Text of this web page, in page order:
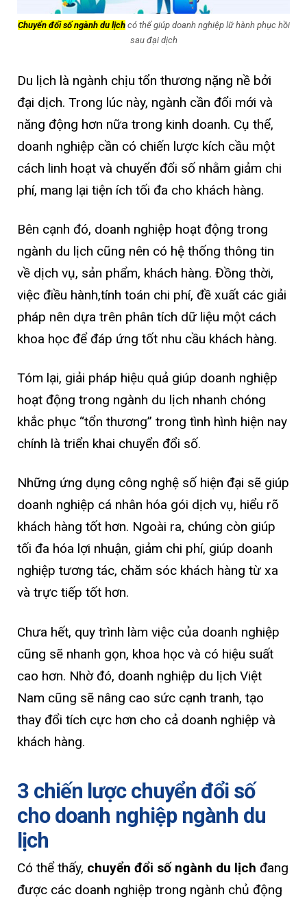
Chuyển đổi số ngành du lịchcó thể giúp doanh nghiệp lữ hành phục hồi
sau đại dịch
Du lịch là ngành chịu tổn thương nặng nề bởi
đại dịch. Trong lúc này, ngành cần đổi mới và
năng động hơn nữa trong kinh doanh. Cụ thể,
doanh nghiệp cần có chiến lược kích cầu một
cách linh hoạt và chuyển đổi số nhằm giảm chi
phí, mang lại tiện ích tối đa cho khách hàng.
Bên cạnh đó, doanh nghiệp hoạt động trong
ngành du lịch cũng nên có hệ thống thông tin
về dịch vụ, sản phẩm, khách hàng. Đồng thời,
việc điều hành,tính toán chi phí, đề xuất các giải
pháp nên dựa trên phân tích dữ liệu một cách
khoa học để đáp ứng tốt nhu cầu khách hàng.
Tóm lại, giải pháp hiệu quả giúp doanh nghiệp
hoạt động trong ngành du lịch nhanh chóng
khắc phục “tổn thương” trong tình hình hiện nay
chính là triển khai chuyển đổi số.
Những ứng dụng công nghệ số hiện đại sẽ giúp
doanh nghiệp cá nhân hóa gói dịch vụ, hiểu rõ
khách hàng tốt hơn. Ngoài ra, chúng còn giúp
tối đa hóa lợi nhuận, giảm chi phí, giúp doanh
nghiệp tương tác, chăm sóc khách hàng từ xa
và trực tiếp tốt hơn.
Chưa hết, quy trình làm việc của doanh nghiệp
cũng sẽ nhanh gọn, khoa học và có hiệu suất
cao hơn. Nhờ đó, doanh nghiệp du lịch Việt
Nam cũng sẽ nâng cao sức cạnh tranh, tạo
thay đổi tích cực hơn cho cả doanh nghiệp và
khách hàng.
3 chiến lược chuyển đổi số
cho doanh nghiệp ngành du
lịch
Có thể thấy, chuyển đổi số ngành du lịch đang
được các doanh nghiệp trong ngành chủ động